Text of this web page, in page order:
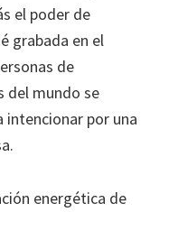
el poder de
grabada en el
de
del mundo se
intencionar por una
energética de